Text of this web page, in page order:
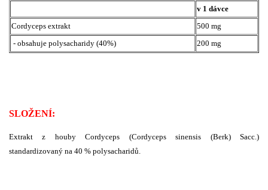
v 1 dávce
Cordyceps extrakt
500 mg
- obsahuje polysacharidy (40%)
200 mg
SLOŽENÍ:
Extrakt z houby Cordyceps (Cordyceps sinensis (Berk) Sacc.)
standardizovaný na 40 % polysacharidů.